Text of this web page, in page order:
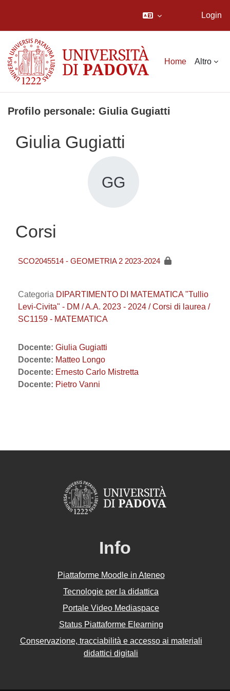
Login
Home Altro
Profilo personale: Giulia Gugiatti
Giulia Gugiatti
GG
Corsi
SCO2045514 - GEOMETRIA 2 2023-2024
Categoria DIPARTIMENTO DI MATEMATICA "Tullio
Levi-Civita" - DM / A.A. 2023 - 2024 / Corsi di laurea /
SC1159 - MATEMATICA
Docente: Giulia Gugiatti
Docente: Matteo Longo
Docente: Ernesto Carlo Mistretta
Docente: Pietro Vanni
Info
Piattaforme Moodle in Ateneo
Tecnologie per la didattica
Portale Video Mediaspace
Status Piattaforme Elearning
Conservazione, tracciabilità e accesso ai materiali
didattici digitali